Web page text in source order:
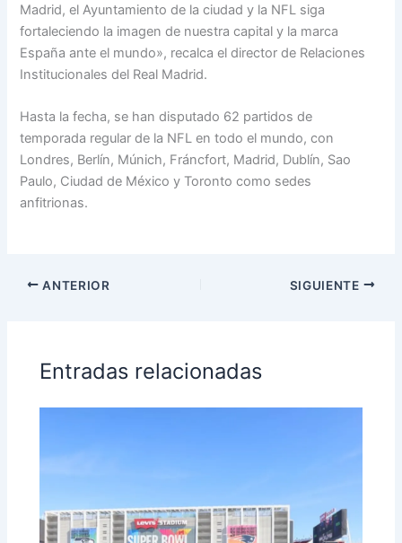
Madrid, el Ayuntamiento de la ciudad y la NFL siga
fortaleciendo la imagen de nuestra capital y la marca
España ante el mundo», recalca el director de Relaciones
Institucionales del Real Madrid.
Hasta la fecha, se han disputado 62 partidos de
temporada regular de la NFL en todo el mundo, con
Londres, Berlín, Múnich, Fráncfort, Madrid, Dublín, Sao
Paulo, Ciudad de México y Toronto como sedes
anfitrionas.
ANTERIOR SIGUIENTE
Entradas relacionadas